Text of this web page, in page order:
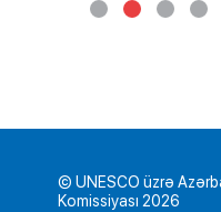
© UNESCO üzrə
Komissiyası 2026